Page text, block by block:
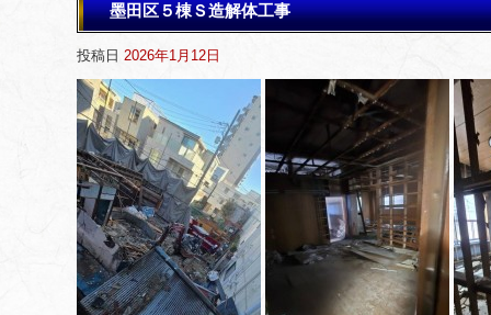
墨田区５棟Ｓ造解体工事
投稿日 2026年1月12日